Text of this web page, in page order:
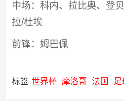
中场：科内、拉比奥、登
拉/杜埃
前锋：姆巴佩
标签 世界杯 摩洛哥 法国 足